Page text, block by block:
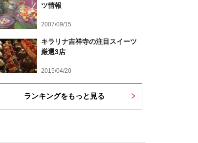
ツ情報
2007/09/15
キラリナ吉祥寺の注目スイーツ
厳選3店
2015/04/20
ランキングをもっと見る